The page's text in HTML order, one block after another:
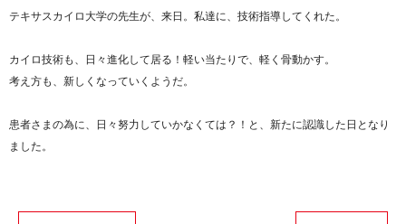
テキサスカイロ大学の先生が、来日。私達に、技術指導してくれた。
カイロ技術も、日々進化して居る！軽い当たりで、軽く骨動かす。
考え方も、新しくなっていくようだ。
患者さまの為に、日々努力していかなくては？！と、新たに認識した日となり
ました。